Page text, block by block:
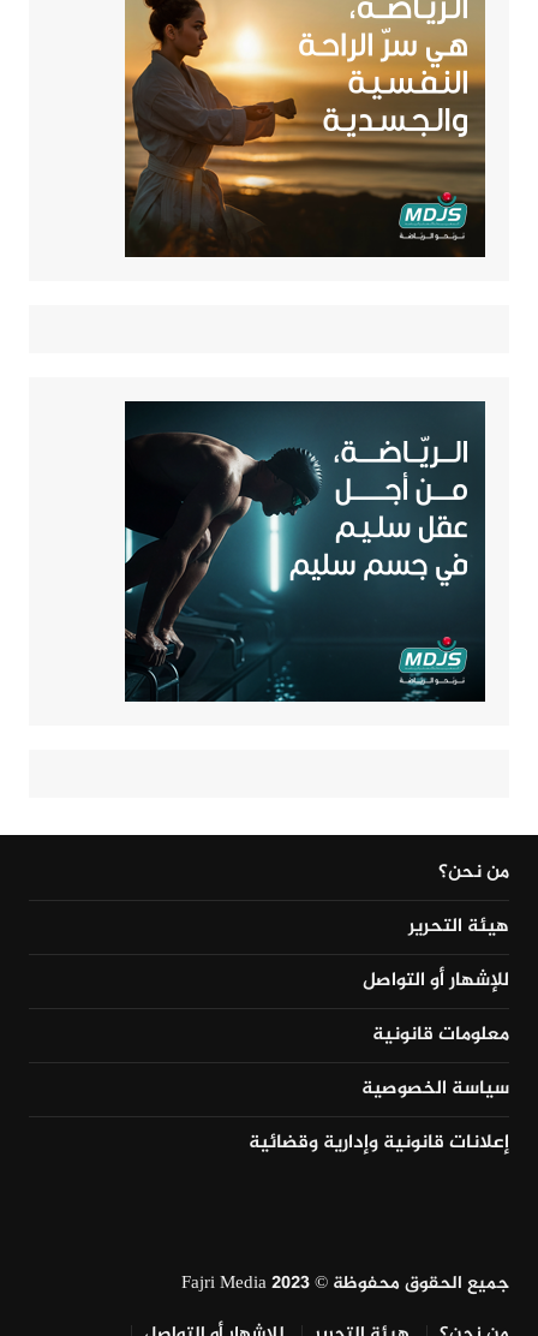
من نحن؟
هيئة التحرير
للإشهار أو التواصل
معلومات قانونية
سياسة الخصوصية
إعلانات قانونية وإدارية وقضائية
جميع الحقوق محفوظة © Fajri Media 2023